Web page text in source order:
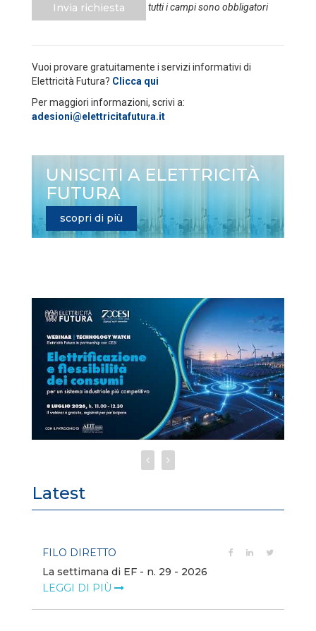
Invia richiesta tutti i campi sono obbligatori
Vuoi provare gratuitamente i servizi informativi di
Elettricità Futura? Clicca qui
Per maggiori informazioni, scrivi a:
adesioni@elettricitafutura.it
UNISCITI A ELETTRICITÀ
FUTURA
scopri di più
Latest
FILO DIRETTO
La settimana di EF - n. 29 - 2026
LEGGI DI PIÙ